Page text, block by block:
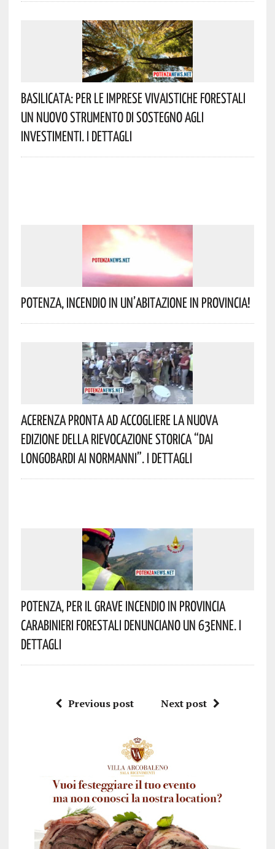
Basilicata: Per Le Imprese Vivaistiche Forestali
Un Nuovo Strumento Di Sostegno Agli
Investimenti. I Dettagli
Potenza, Incendio In Un’abitazione In Provincia!
Acerenza Pronta Ad Accogliere La Nuova
Edizione Della Rievocazione Storica “Dai
Longobardi Ai Normanni”. I Dettagli
Potenza, Per Il Grave Incendio In Provincia
Carabinieri Forestali Denunciano Un 63enne. I
Dettagli
Previous post Next post